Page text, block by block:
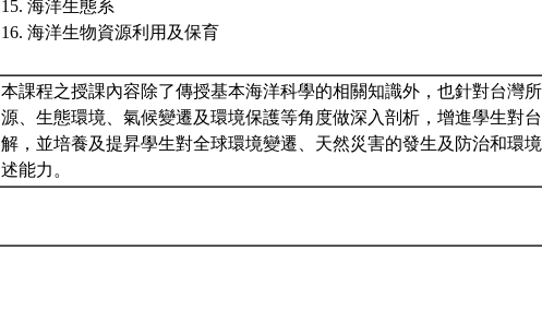
15. 海洋生態系
16. 海洋生物資源利用及保育
本課程之授課內容除了傳授基本海洋科學的相關知識外，也針對台灣
源、生態環境、氣候變遷及環境保護等角度做深入剖析，增進學生對
解，並培養及提昇學生對全球環境變遷、天然災害的發生及防治和環
述能力。